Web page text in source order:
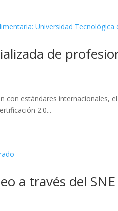
de
estándares internacionales,
2.0...
a través del